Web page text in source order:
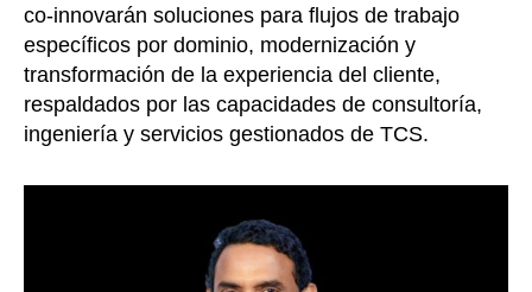
co-innovarán soluciones para flujos de trabajo
específicos por dominio, modernización y
transformación de la experiencia del cliente,
respaldados por las capacidades de consultoría,
ingeniería y servicios gestionados de TCS.